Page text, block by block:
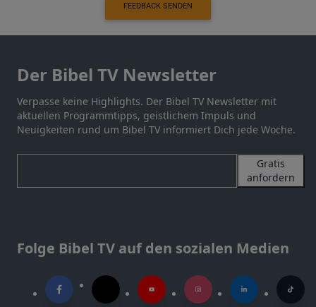
FEEDBACK SENDEN
Der Bibel TV Newsletter
Verpasse keine Highlights. Der Bibel TV Newsletter mit
aktuellen Programmtipps, geistlichem Impuls und
Neuigkeiten rund um Bibel TV informiert Dich jede Woche.
Gratis
anfordern
Folge Bibel TV auf den sozialen Medien